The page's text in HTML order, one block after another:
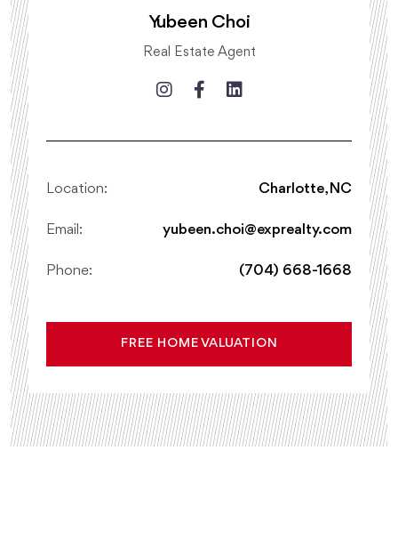
Yubeen Choi
Real Estate Agent
Location: Charlotte, NC
Email: yubeen.choi@exprealty.com
Phone: (704) 668-1668
FREE HOME VALUATION